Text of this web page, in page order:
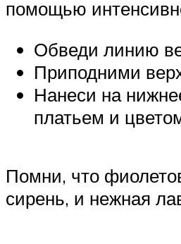
помощью
Обведи линию
Приподними
Нанеси на
платьем и
Помни, что
сирень, и нежная